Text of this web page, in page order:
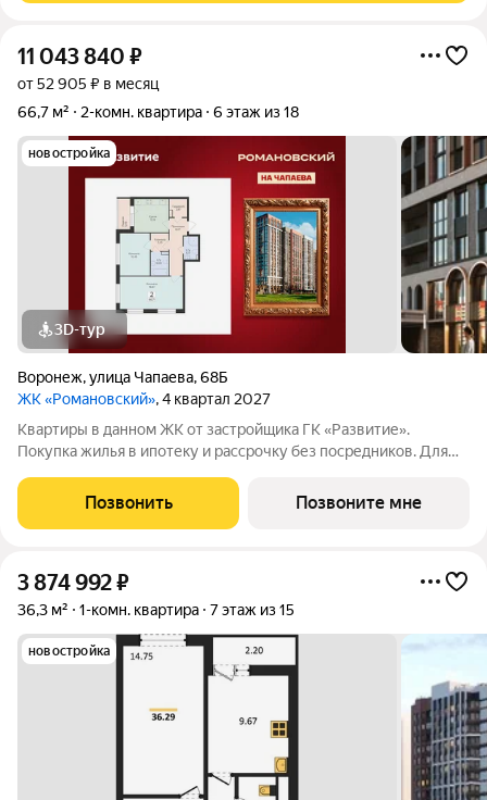
11 043 840 ₽
от 52 905 ₽ в месяц
66,7 м²
2-комн. квартира 6 этаж из 18
новостройка
3D-тур
Воронеж,улица Чапаева,68Б
ЖК «Романовский», 4 квартал 2027
Квартиры в данном ЖК от застройщика ГК «Развитие».
Покупка жилья в ипотеку и рассрочку без посредников. Для
обращайтесь в отдел продаж застройщика.
Позвонить Позвоните мне
3 874 992₽
36,3 м² 1-комн. квартира 7 этаж из 15
новостройка